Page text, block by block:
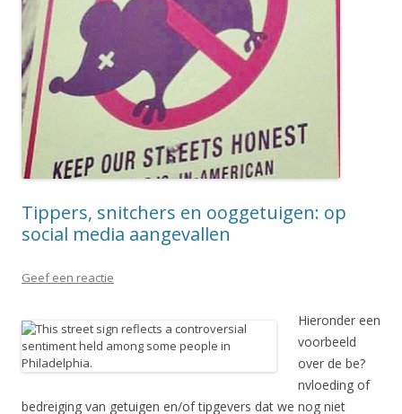
Tippers, snitchers en ooggetuigen: op
social media aangevallen
Geef een reactie
Hieronder een
voorbeeld
over de be?
nvloeding of
bedreiging van getuigen en/of tipgevers dat we nog niet